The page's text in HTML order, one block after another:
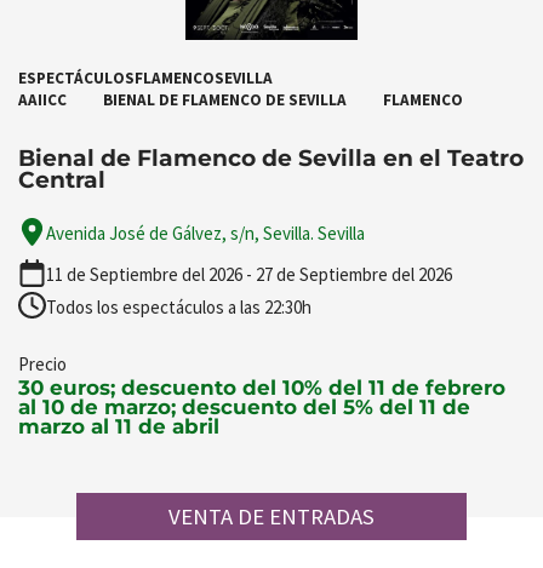
ESPECTÁCULOSFLAMENCOSEVILLA
AAIICC
BIENAL DE FLAMENCO DE SEVILLA FLAMENCO
Bienal de Flamenco de Sevilla en el Teatro
Central
Avenida José de Gálvez, s/n, Sevilla. Sevilla
11 de Septiembre del 2026 - 27 de Septiembre del 2026
Todos los espectáculos a las 22:30h
Precio
30 euros; descuento del 10% del 11 de febrero
al 10 de marzo; descuento del 5% del 11 de
marzo al 11 de abril
VENTA DE ENTRADAS